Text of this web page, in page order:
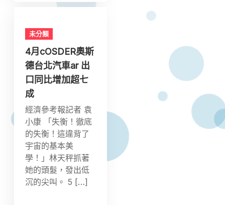
未分類
4月cOSDER奧斯
德台北汽車ar 出
口同比增加超七
成
經濟參考報記者 袁
小康 「失衡！徹底
的失衡！這違背了
宇宙的基本美
學！」林天秤抓著
她的頭髮，發出低
沉的尖叫。 5 […]